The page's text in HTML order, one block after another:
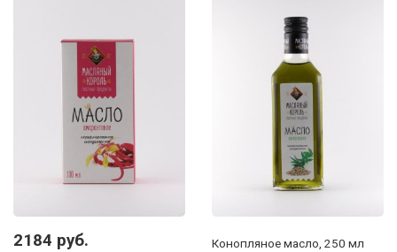
2184 руб. Конопляное масло, 250 мл